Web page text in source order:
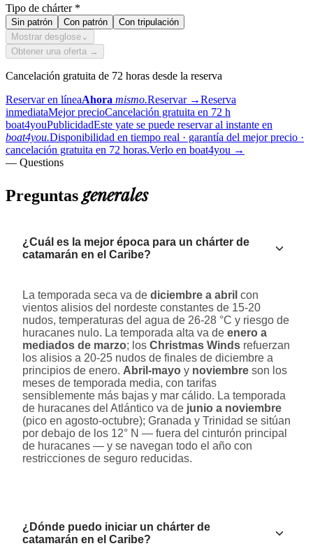
Tipo de chárter *
Sin patrón Con patrón
Con tripulación
Mostrar desglose ⌄
Obtener una oferta →
Cancelación gratuita de 72 horas desde la reserva
Reservar en líneaAhora mismo.Reservar →Reserva
inmediataMejor precioCancelación gratuita en 72 h
boat4youPublicidadEste yate se puede reservar al instante en
boat4you.Disponibilidad en tiempo real · garantía del mejor precio ·
cancelación gratuita en 72 horas.Verlo en boat4you →
— Questions
Preguntas generales
¿Cuál es la mejor época para un chárter de
catamarán en el Caribe?
La temporada seca va de diciembre a abril con
vientos alisios del nordeste constantes de 15-20
nudos, temperaturas del agua de 26-28 °C y riesgo de
huracanes nulo. La temporada alta va de enero a
mediados de marzo; los Christmas Winds refuerzan
los alisios a 20-25 nudos de finales de diciembre a
principios de enero. Abril-mayo y noviembre son los
meses de temporada media, con tarifas
sensiblemente más bajas y mar cálido. La temporada
de huracanes del Atlántico va de junio a noviembre
(pico en agosto-octubre); Granada y Trinidad se sitúan
por debajo de los 12° N — fuera del cinturón principal
de huracanes — y se navegan todo el año con
restricciones de seguro reducidas.
¿Dónde puedo iniciar un chárter de
catamarán en el Caribe?